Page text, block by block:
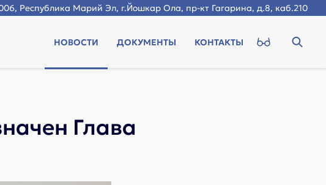
Республика Марий Эл, г.Йошкар Ола, пр-кт Гагарина, д.8, каб.210
НОВОСТИ ДОКУМЕНТЫ КОНТАКТЫ
Глава